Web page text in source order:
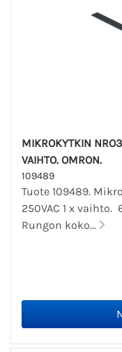
MIKROKYTKIN
VAIHTO. OMRON.
109489
Tuote 109489.
250VAC 1 x vaihto.
Rungon koko...